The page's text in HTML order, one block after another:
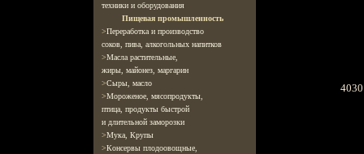
техники и оборудования
Пищевая промышленность
>Переработка и производство
соков, пива, алкогольных напитков
>Масла растительные,
жиры, майонез, маргарин
>Cыры, масло
>Мороженое, мясопродукты,
птица, продукты быстрой
и длительной заморозки
>Мука, Крупы
>Консервы плодоовощные,